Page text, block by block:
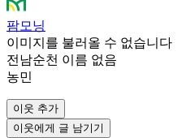
팜모닝
이미지를 불러올 수 없습니다
전남순천 이름 없음
농민
이웃 추가
이웃에게 글 남기기